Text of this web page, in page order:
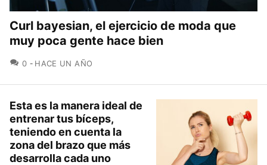
Curl bayesian, el ejercicio de moda que
muy poca gente hace bien
0 COMENTARIOS
HACE UN AÑO
Esta es la manera ideal de
entrenar tus bíceps,
teniendo en cuenta la
zona del brazo que más
desarrolla cada uno